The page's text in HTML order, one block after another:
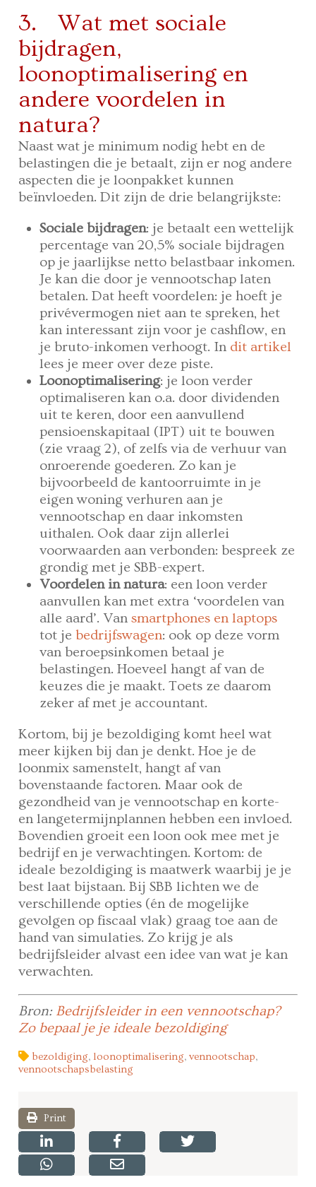
3. Wat met sociale
bijdragen,
loonoptimalisering en
andere voordelen in
natura?
Naast wat je minimum nodig hebt en de
belastingen die je betaalt, zijn er nog andere
aspecten die je loonpakket kunnen
beïnvloeden. Dit zijn de drie belangrijkste:
Sociale bijdragen: je betaalt een wettelijk
percentage van 20,5% sociale bijdragen
op je jaarlijkse netto belastbaar inkomen.
Je kan die door je vennootschap laten
betalen. Dat heeft voordelen: je hoeft je
privévermogen niet aan te spreken, het
kan interessant zijn voor je cashflow, en
je bruto-inkomen verhoogt. In dit artikel
lees je meer over deze piste.
Loonoptimalisering: je loon verder
optimaliseren kan o.a. door dividenden
uit te keren, door een aanvullend
pensioenskapitaal (IPT) uit te bouwen
(zie vraag 2), of zelfs via de verhuur van
onroerende goederen. Zo kan je
bijvoorbeeld de kantoorruimte in je
eigen woning verhuren aan je
vennootschap en daar inkomsten
uithalen. Ook daar zijn allerlei
voorwaarden aan verbonden: bespreek ze
grondig met je SBB-expert.
Voordelen in natura: een loon verder
aanvullen kan met extra ‘voordelen van
alle aard’. Vansmartphones en laptops
tot jebedrijfswagen: ook op deze vorm
van beroepsinkomen betaal je
belastingen. Hoeveel hangt af van de
keuzes die je maakt. Toets ze daarom
zeker af met je accountant.
Kortom, bij je bezoldiging komt heel wat
meer kijken bij dan je denkt. Hoe je de
loonmix samenstelt, hangt af van
bovenstaande factoren. Maar ook de
gezondheid van je vennootschap en korte-
en langetermijnplannen hebben een invloed.
Bovendien groeit een loon ook mee met je
bedrijf en je verwachtingen. Kortom: de
ideale bezoldiging is maatwerk waarbij je je
best laat bijstaan. Bij SBB lichten we de
verschillende opties (én de mogelijke
gevolgen op fiscaal vlak) graag toe aan de
hand van simulaties. Zo krijg je als
bedrijfsleider alvast een idee van wat je kan
verwachten.
Bron: Bedrijfsleider in een vennootschap?
Zo bepaal je je ideale bezoldiging
bezoldiging,loonoptimalisering,vennootschap,
vennootschapsbelasting
Print